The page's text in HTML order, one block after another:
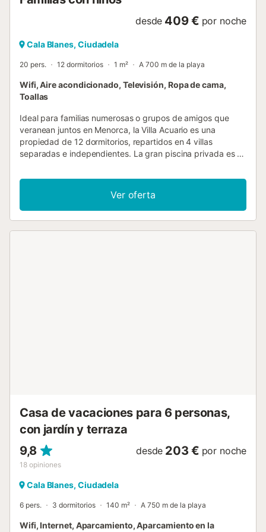
desde 409 € por noche
Cala Blanes, Ciudadela
20 pers. 12 dormitorios 1 m² A 700 m de la playa
Wifi, Aire acondicionado, Televisión, Ropa de cama,
Toallas
Ideal para familias numerosas o grupos de amigos que
veranean juntos en Menorca, la Villa Acuario es una
propiedad de 12 dormitorios, repartidos en 4 villas
separadas e independientes. La gran piscina privada es el
A poca distancia de los minimercados, restaurantes y
playas de Calan Blanes, la villa goza de una ubicación
fantástica, lo que facilita disfrutar de todo lo que la zona
tiene para ofrecer a pie. Calefacción de piscina, WiFi y aire
Ver oferta
Casa de vacaciones para 6 personas,
con jardín y terraza
9,8
18 opiniones
desde 203 € por noche
Cala Blanes, Ciudadela
6 pers. 3 dormitorios 140 m² A 750 m de la playa
Wifi, Internet, Aparcamiento, Aparcamiento en la